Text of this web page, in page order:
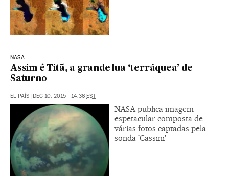
NASA
Assim é Titã, a grande lua ‘terráquea’ de
Saturno
EL PAÍS | DEC 10, 2015 - 14:36 EST
NASA publica imagem
espetacular composta de
várias fotos captadas pela
sonda 'Cassini'